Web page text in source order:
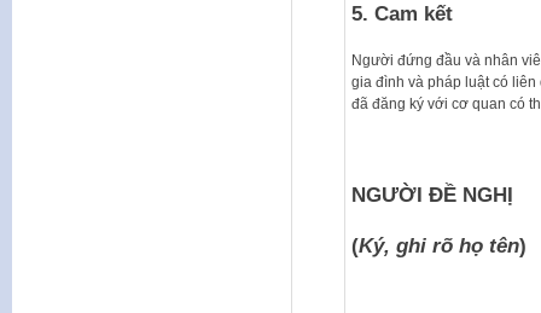
5. Cam kết
Người đứng đầu và nhân
gia đình và pháp luật có
đã đăng ký với cơ quan có
NGƯỜI ĐỀ NGHỊ
(Ký, ghi rõ họ tên)